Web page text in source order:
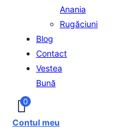
Anania
Rugăciuni
Blog
Contact
Vestea
Bună
0
Contul meu